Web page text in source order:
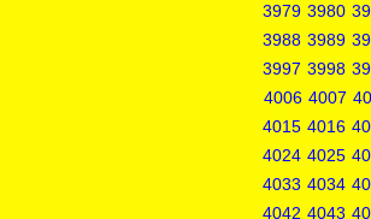
3979 3980
3988 3989
3997 3998
4006 4007
4015 4016
4024 4025
4033 4034
4042 4043